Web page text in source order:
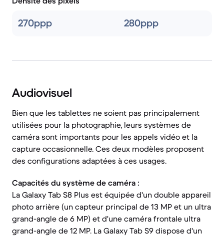
270ppp 280ppp
Audiovisuel
Bien que les tablettes ne soient pas principalement
utilisées pour la photographie, leurs systèmes de
caméra sont importants pour les appels vidéo et la
capture occasionnelle. Ces deux modèles proposent
des configurations adaptées à ces usages.
Capacités du système de caméra :
La Galaxy Tab S8 Plus est équipée d'un double appareil
photo arrière (un capteur principal de 13 MP et un ultra
grand-angle de 6 MP) et d'une caméra frontale ultra
grand-angle de 12 MP. La Galaxy Tab S9 dispose d'un